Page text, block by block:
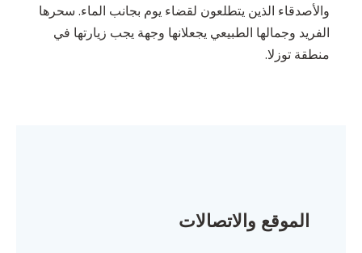
والأصدقاء الذين يتطلعون لقضاء يوم بجانب الماء. سحرها
الفريد وجمالها الطبيعي يجعلانها وجهة يجب زيارتها في
منطقة توزلا.
الموقع والاتصالات